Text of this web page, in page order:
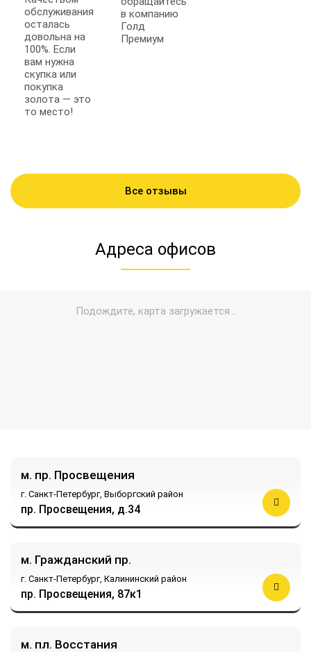
обслуживания
осталась
довольна на
100%. Если
вам нужна
скупка или
покупка
золота — это
то место!
в компанию
Голд
Премиум
Все отзывы
Адреса офисов
м. пр. Просвещения
г. Санкт-Петербург, Выборгский район
пр. Просвещения, д.34
м. Гражданский пр.
г. Санкт-Петербург, Калининский район
пр. Просвещения, 87к1
м. пл. Восстания